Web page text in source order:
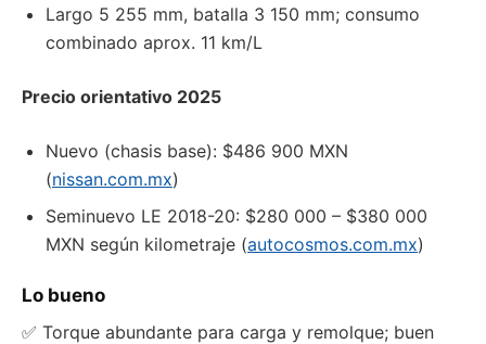
Largo 5 255 mm, batalla 3 150 mm; consumo
combinado aprox. 11 km/L
Precio orientativo 2025
Nuevo (chasis base): $486 900 MXN
(nissan.com.mx)
Seminuevo LE 2018-20: $280 000 – $380 000
MXN según kilometraje (autocosmos.com.mx)
Lo bueno
✅ Torque abundante para carga y remolque; buen